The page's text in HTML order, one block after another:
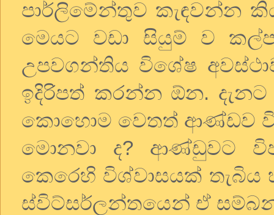
පාර්ලිමේන්තුව කැඳවන්න
මෙයට වඩා සියුම් ව
උපවගන්තිය විශේෂ
ඉදිරිපත් කරන්න ඕන.
කොහොම වෙතත් ආණ්ඩව
මොනවා ද? ආණ්ඩුවට
කෙරෙහි විශ්වාසයක්
ස්විට්සර්ලන්තයෙන් ඒ